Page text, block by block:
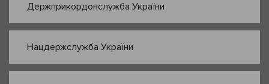
Держприкордонслужба України
Нацдержслужба України